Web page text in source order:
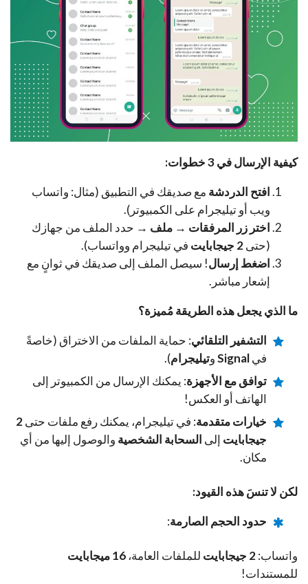
كيفية الإرسال في 3 خطوات:
افتح الدردشة مع صديقك في التطبيق (مثال: واتساب
ويب أو تيليجرام على الكمبيوتر).
اختر زر المرفقات → ملف → حدد الملف من جهازك
(حتى2 جيجابايت
في تيليجرام وواتساب).
اضغط إرسال! سيصل الملف إلى صديقك في ثوانٍ مع
إشعار مباشر.
ما الذي يجعل هذه الطريقة مُميزة؟
التشفير التلقائي: حماية الملفات من الاختراق (خاصةً
فيSignalوتيليجرام).
توافق مع الأجهزة: يمكنك الإرسال من الكمبيوتر إلى
الهاتف أو العكس!
خيارات متقدمة: في تيليجرام، يمكنك رفع ملفات حتى2
جيجابايت إلى السحابة الشخصية والوصول إليها من أي
مكان.
لكن لا تنسَ هذه القيود:
حدود الحجم الصارمة:
واتساب:2 جيجابايت للملفات العامة،16 ميجابايت
للمستندات!